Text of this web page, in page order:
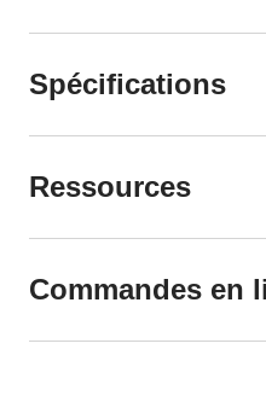
Spécifications
Ressources
Commandes en